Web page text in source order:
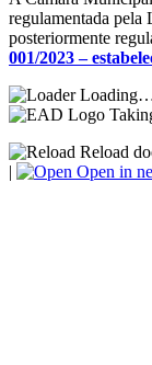
regulamentada pela
posteriormente
001/2023 –
Reload
|
Open in